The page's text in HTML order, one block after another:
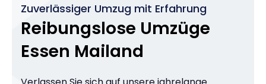
Zuverlässiger Umzug mit Erfahrung
Reibungslose Umzüge
Essen Mailand